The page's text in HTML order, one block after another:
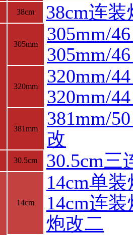
38cm 38cm连装
305mm
305mm/
305mm/
320mm
320mm/
320mm/
381mm
381mm/
改
30.5cm 30.5cm三
14cm
14cm单装
14cm连装
炮改二